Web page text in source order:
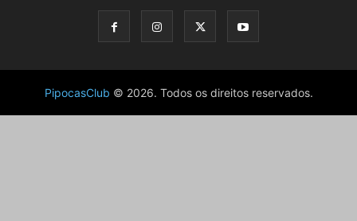
PipocasClub © 2026. Todos os direitos reservados.